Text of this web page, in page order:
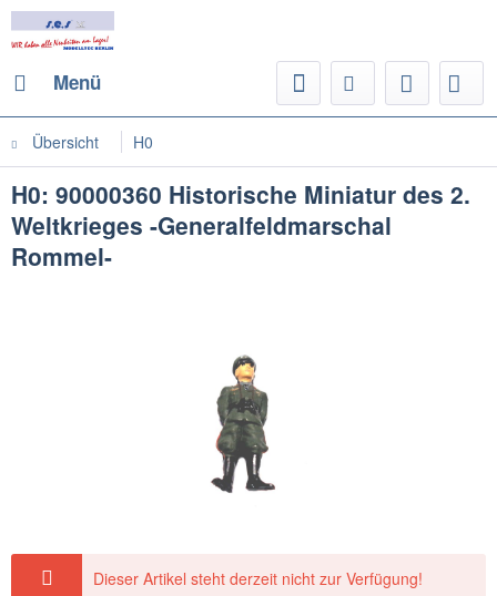
Menü
Übersicht H0
H0: 90000360 Historische Miniatur des 2.
Weltkrieges -Generalfeldmarschal
Rommel-
Dieser Artikel steht derzeit nicht zur Verfügung!